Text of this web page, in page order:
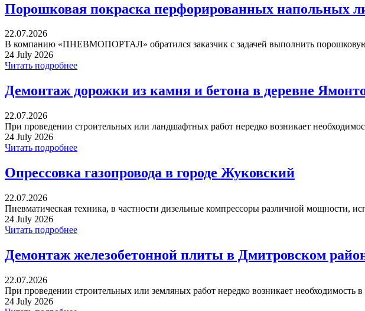
Порошковая покраска перфорированных напольных
22.07.2026
В компанию «ПНЕВМОПОРТАЛ» обратился заказчик с задачей выполнить
24 July 2026
Читать подробнее
Демонтаж дорожки из камня и бетона в деревне
22.07.2026
При проведении строительных или ландшафтных работ нередко возникает
24 July 2026
Читать подробнее
Опрессовка газопровода в городе Жуковский
22.07.2026
Пневматическая техника, в частности дизельные компрессоры различной мощности,
24 July 2026
Читать подробнее
Демонтаж железобетонной плиты в Дмитровском
22.07.2026
При проведении строительных или земляных работ нередко возникает необходимость
24 July 2026